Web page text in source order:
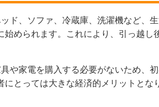
ド、ソファ、冷蔵庫、洗濯機など、
始められます。これにより、引っ越し
や家電を購入する必要がないため、
とっては大きな経済的メリットとな